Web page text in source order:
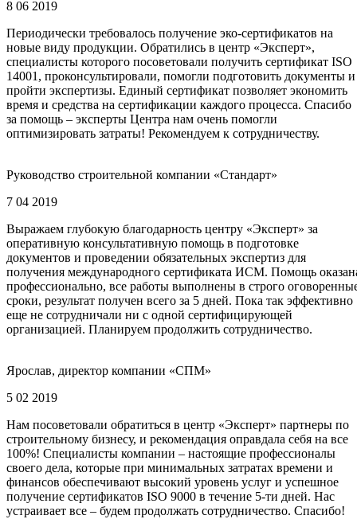
8 06 2019
Периодически требовалось получение эко-сертификатов на
новые виду продукции. Обратились в центр «Эксперт»,
специалисты которого посоветовали получить сертификат ISO
14001, проконсультировали, помогли подготовить документы и
пройти экспертизы. Единый сертификат позволяет экономить
время и средства на сертификации каждого процесса. Спасибо
за помощь – эксперты Центра нам очень помогли
оптимизировать затраты! Рекомендуем к сотрудничеству.
Руководство строительной компании «Стандарт»
7 04 2019
Выражаем глубокую благодарность центру «Эксперт» за
оперативную консультативную помощь в подготовке
документов и проведении обязательных экспертиз для
получения международного сертификата ИСМ. Помощь
профессионально, все работы выполнены в строго
сроки, результат получен всего за 5 дней. Пока так эффективно
еще не сотрудничали ни с одной сертифицирующей
организацией. Планируем продолжить сотрудничество.
Ярослав, директор компании «СПМ»
5 02 2019
Нам посоветовали обратиться в центр «Эксперт» партнеры по
строительному бизнесу, и рекомендация оправдала себя на все
100%! Специалисты компании – настоящие профессионалы
своего дела, которые при минимальных затратах времени и
финансов обеспечивают высокий уровень услуг и успешное
получение сертификатов ISO 9000 в течение 5-ти дней. Нас
устраивает все – будем продолжать сотрудничество. Спасибо!